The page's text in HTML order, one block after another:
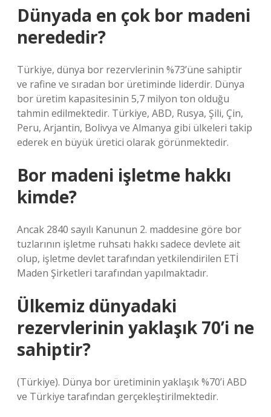
Dünyada en çok bor madeni
nerededir?
Türkiye, dünya bor rezervlerinin %73’üne sahiptir
ve rafine ve sıradan bor üretiminde liderdir. Dünya
bor üretim kapasitesinin 5,7 milyon ton olduğu
tahmin edilmektedir. Türkiye, ABD, Rusya, Şili, Çin,
Peru, Arjantin, Bolivya ve Almanya gibi ülkeleri takip
ederek en büyük üretici olarak görünmektedir.
Bor madeni işletme hakkı
kimde?
Ancak 2840 sayılı Kanunun 2. maddesine göre bor
tuzlarının işletme ruhsatı hakkı sadece devlete ait
olup, işletme devlet tarafından yetkilendirilen ETİ
Maden Şirketleri tarafından yapılmaktadır.
Ülkemiz dünyadaki
rezervlerinin yaklaşık 70’i ne
sahiptir?
(Türkiye). Dünya bor üretiminin yaklaşık %70’i ABD
ve Türkiye tarafından gerçekleştirilmektedir.